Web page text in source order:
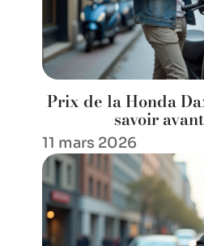
Prix de la Honda
savoir
11 mars 2026